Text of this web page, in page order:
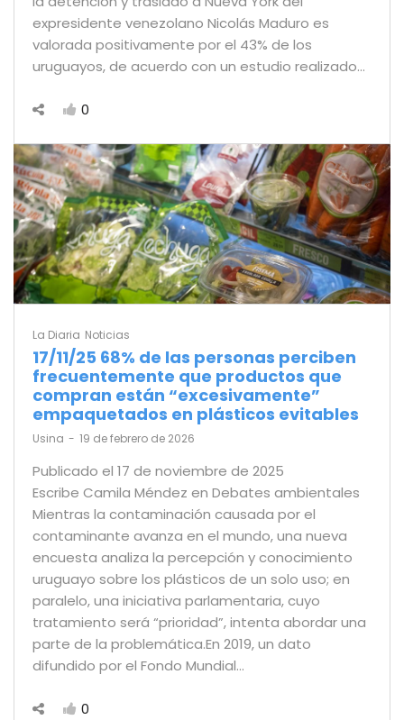
expresidente venezolano Nicolás Maduro es
valorada positivamente por el 43% de los
uruguayos, de acuerdo con un estudio realizado…
0
La Diaria Noticias
17/11/25 68% de las personas perciben
frecuentemente que productos que
compran están “excesivamente”
empaquetados en plásticos evitables
by
Usina 19 de febrero de 2026
Publicado el 17 de noviembre de 2025
Escribe Camila Méndez en Debates ambientales
Mientras la contaminación causada por el
contaminante avanza en el mundo, una nueva
encuesta analiza la percepción y conocimiento
uruguayo sobre los plásticos de un solo uso; en
paralelo, una iniciativa parlamentaria, cuyo
tratamiento será “prioridad”, intenta abordar una
parte de la problemática.En 2019, un dato
difundido por el Fondo Mundial…
0